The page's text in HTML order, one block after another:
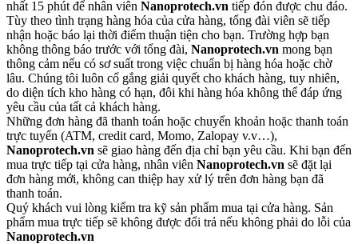
nhất 15 phút để nhân viên Nanoprotech.vn tiếp đón được chu đáo.
Tùy theo tình trạng hàng hóa của cửa hàng, tổng đài viên sẽ tiếp
nhận hoặc báo lại thời điểm thuận tiện cho bạn. Trường hợp bạn
không thông báo trước với tổng đài, Nanoprotech.vn mong bạn
thông cảm nếu có sơ suất trong việc chuẩn bị hàng hóa hoặc chờ
lâu. Chúng tôi luôn cố gắng giải quyết cho khách hàng, tuy nhiên,
do diện tích kho hàng có hạn, đôi khi hàng hóa không thể đáp ứng
yêu cầu của tất cả khách hàng.
Những đơn hàng đã thanh toán hoặc chuyển khoản hoặc thanh toán
trực tuyến (ATM, credit card, Momo, Zalopay v.v…),
Nanoprotech.vn sẽ giao hàng đến địa chỉ bạn yêu cầu. Khi bạn đến
mua trực tiếp tại cửa hàng, nhân viên Nanoprotech.vn sẽ đặt lại
đơn hàng mới, không can thiệp hay xử lý trên đơn hàng bạn đã
thanh toán.
Quý khách vui lòng kiểm tra kỹ sản phẩm mua tại cửa hàng. Sản
phẩm mua trực tiếp sẽ không được đổi trả nếu không phải do lỗi của
Nanoprotech.vn